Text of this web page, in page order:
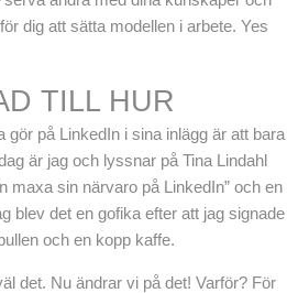
dig att sätta modellen i arbete. Yes
TILL HUR
på LinkedIn i sina inlägg är att bara
är jag och lyssnar på Tina Lindahl
maxa sin närvaro på LinkedIn” och en
blev det en gofika efter att jag signade
och en kopp kaffe.
det. Nu ändrar vi på det! Varför? För